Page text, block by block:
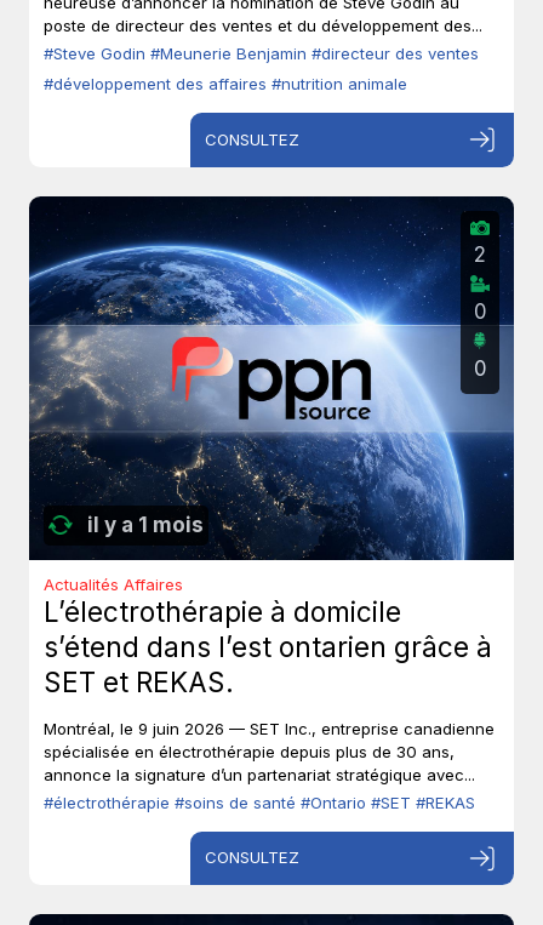
poste de directeur des ventes et du développement des...
#Steve Godin #Meunerie Benjamin #directeur des ventes
#développement des affaires #nutrition animale
CONSULTEZ
il y a 1 mois
2
0
0
Actualités Affaires
L’électrothérapie à domicile
s’étend dans l’est ontarien grâce à
SET et REKAS.
Montréal, le 9 juin 2026 — SET Inc., entreprise canadienne
spécialisée en électrothérapie depuis plus de 30 ans,
annonce la signature d’un partenariat stratégique avec...
#électrothérapie #soins de santé #Ontario #SET #REKAS
CONSULTEZ